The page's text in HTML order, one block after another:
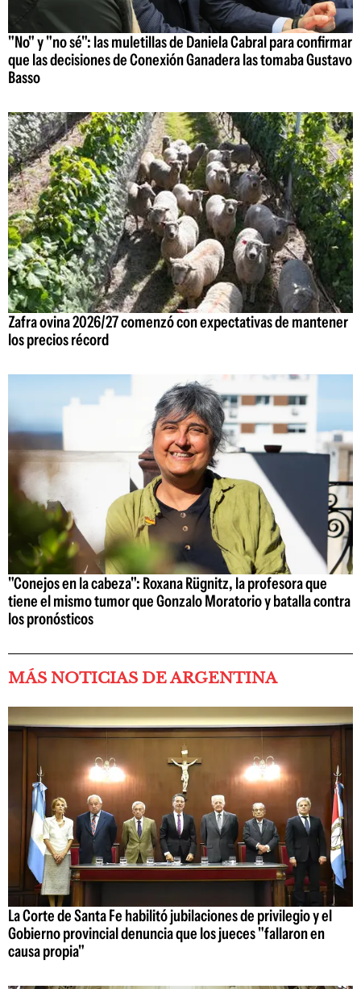
"No" y "no sé": las muletillas de Daniela Cabral para confirmar
que las decisiones de Conexión Ganadera las tomaba Gustavo
Basso
Zafra ovina 2026/27 comenzó con expectativas de mantener
los precios récord
"Conejos en la cabeza": Roxana Rügnitz, la profesora que
tiene el mismo tumor que Gonzalo Moratorio y batalla contra
los pronósticos
MÁS NOTICIAS DE ARGENTINA
La Corte de Santa Fe habilitó jubilaciones de privilegio y el
Gobierno provincial denuncia que los jueces "fallaron en
causa propia"